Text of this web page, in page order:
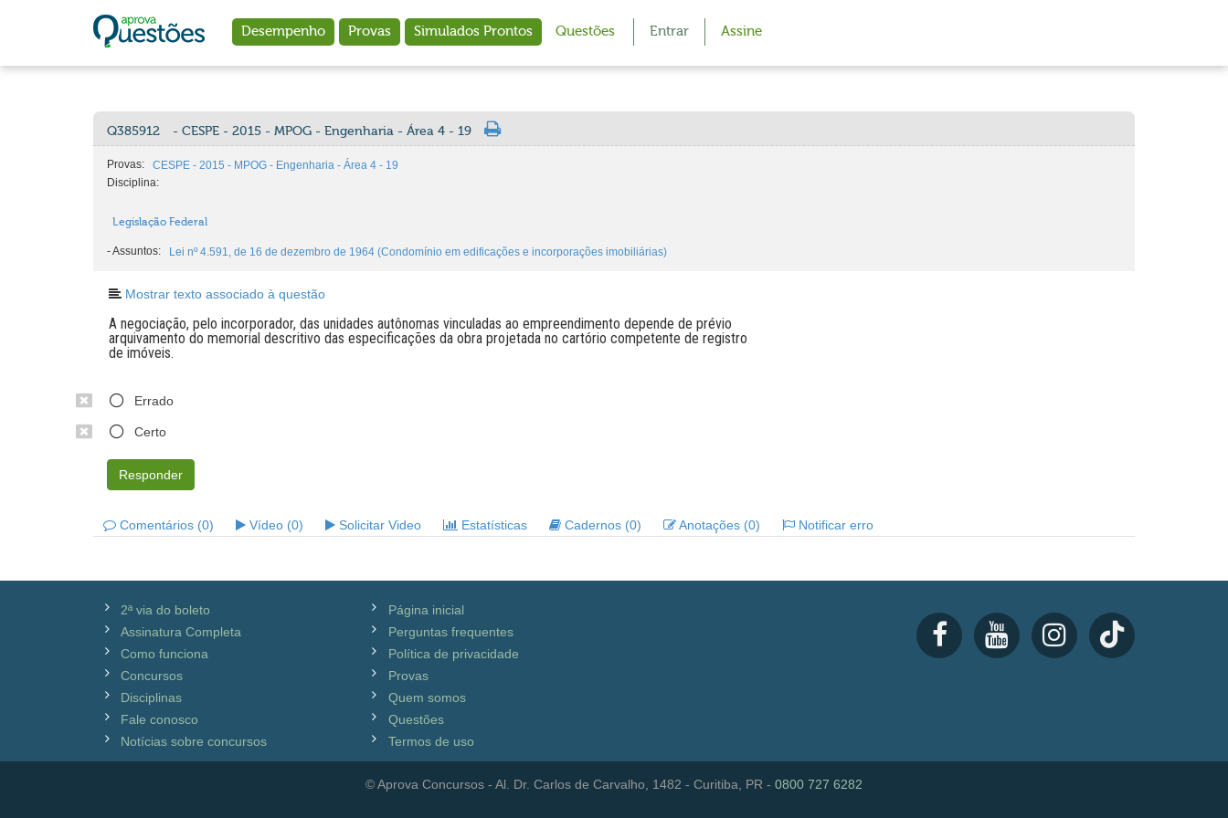
Desempenho Provas Simulados Prontos Questões Entrar Assine
Q385912 - CESPE - 2015 - MPOG - Engenharia - Área 4 - 19
Provas:
CESPE - 2015 - MPOG - Engenharia - Área 4 - 19
Disciplina:
Legislação Federal
-Assuntos: Lei nº 4.591, de 16 de dezembro de 1964 (Condomínio em edificações e incorporações imobiliárias)
Mostrar texto associado à questão
A negociação, pelo incorporador, das unidades autônomas vinculadas ao empreendimento depende de prévio
arquivamento do memorial descritivo das especificações da obra projetada no cartório competente de registro
de imóveis.
Errado
Certo
Responder
Comentários (0) Vídeo (0) Solicitar Video Estatísticas Cadernos (0) Anotações (0) Notificar erro
2ª via do boleto
Assinatura Completa
Como funciona
Concursos
Disciplinas
Fale conosco
Notícias sobre concursos
Página inicial
Perguntas frequentes
Política de privacidade
Provas
Quem somos
Questões
Termos de uso
© Aprova Concursos - Al. Dr. Carlos de Carvalho, 1482 - Curitiba, PR - 0800 727 6282